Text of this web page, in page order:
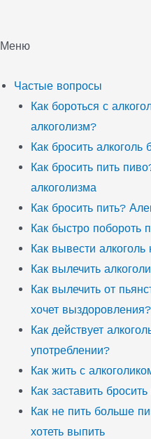
Меню
Частые вопросы
Как бороться с
алкоголизм?
Как бросить
Как бросить пить
алкоголизма
Как бросить пить?
Как быстро побороть
Как вывести
Как вылечить
Как вылечить от
хочет выздоровления?
Как действует
употреблении?
Как жить с
Как заставить
Как не пить больше
хотеть выпить